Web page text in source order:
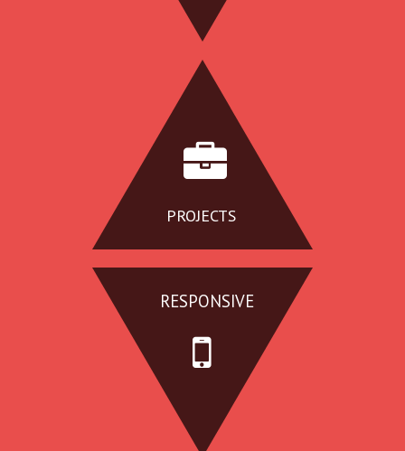
PROJECTS
RESPONSIVE